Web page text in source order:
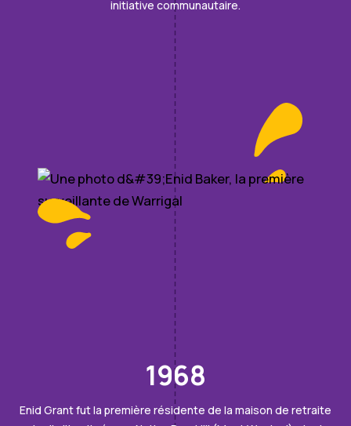
initiative communautaire.
1968
Enid Grant fut la première résidente de la maison de retraite